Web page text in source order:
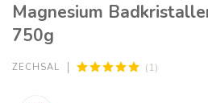
Magnesium
750g
ZECHSAL (1)